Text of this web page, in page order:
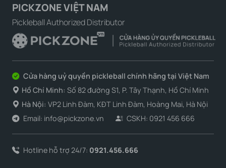
Sự tỉ mỉ trong thiết kế, từ logo Joola đến họa tiết trên vợt,
đều thể hiện sự chuyên nghiệp và đẳng cấp mà thương
hiệu này muốn mang đến cho người dùng.
PICKZONE VIỆT NAM
Pickleball Authorized Distributor
Cửa hàng uỷ quyền pickleball chính hãng tại Việt Nam
Hồ Chí Minh: Số 82 đường S1, P. Tây Thạnh, Hồ Chí Minh
Hà Nội: VP2 Linh Đàm, KĐT Linh Đàm, Hoàng Mai, Hà Nội
Email: info@pickzone.vn
CSKH: 0921 456 666
Hotline hỗ trợ 24/7: 0921.456.666